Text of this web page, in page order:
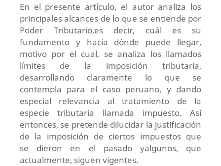
En el presente artículo, el autor analiza los
principales alcances de lo que se entiende por
Poder Tributario,es decir, cuál es su
fundamento y hacia dónde puede llegar,
motivo por el cual, se analiza los llamados
límites de la imposición tributaria,
desarrollando claramente lo que se
contempla para el caso peruano, y dando
especial relevancia al tratamiento de la
especie tributaria llamada impuesto. Así
entonces, se pretende dilucidar la justificación
de la imposición de ciertos impuestos que
se dieron en el pasado yalgunos, que
actualmente, siguen vigentes.